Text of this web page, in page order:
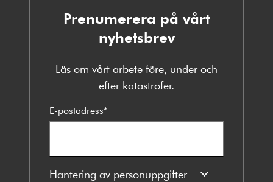
Prenumerera på vårt
nyhetsbrev
Läs om vårt arbete före, under och
efter katastrofer.
E-postadress*
Hantering av personuppgifter